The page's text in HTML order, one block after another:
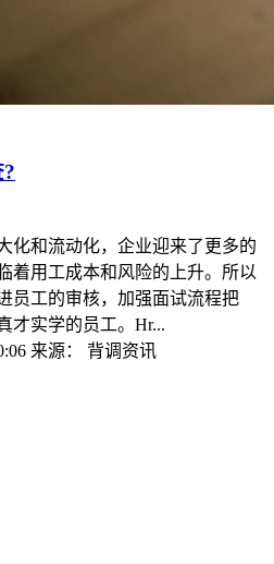
化和流动化，企业迎来了更多的
着用工成本和风险的上升。所以
员工的审核，加强面试流程把
才实学的员工。Hr...
来源： 背调资讯